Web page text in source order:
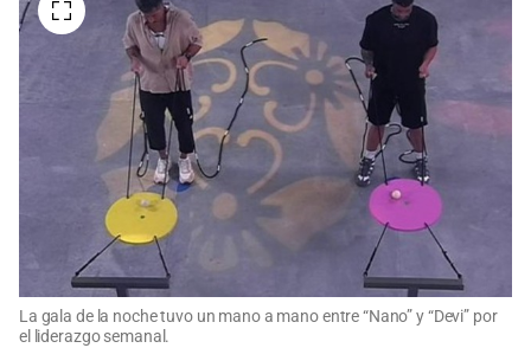
La gala de la noche tuvo un mano a mano entre “Nano” y “Devi” por
el liderazgo semanal.